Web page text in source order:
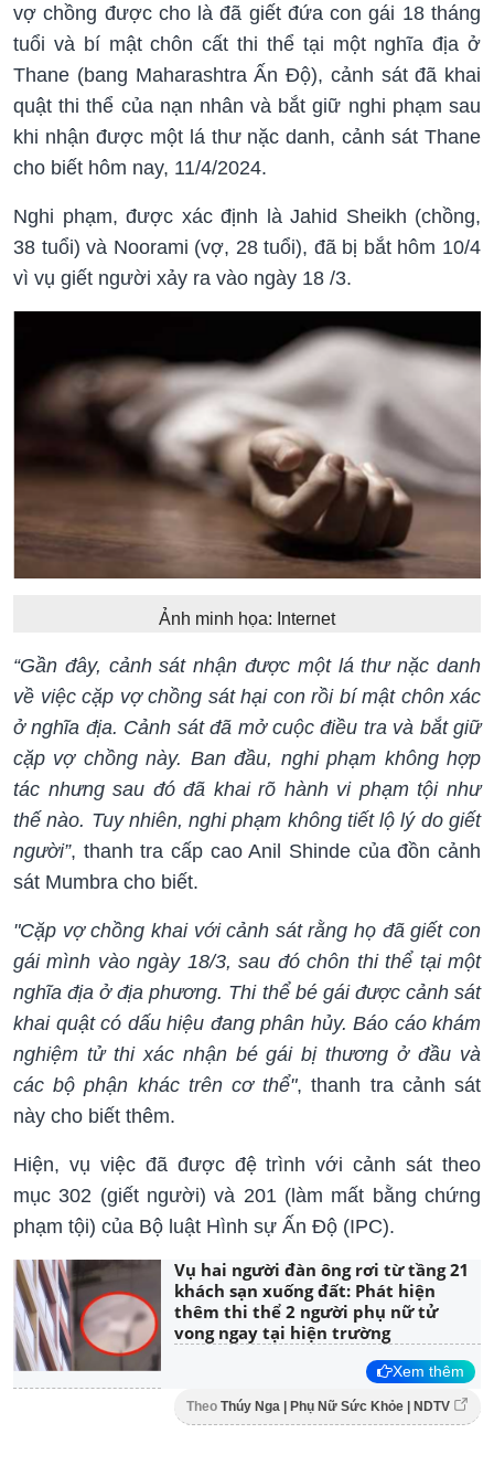
vợ chồng được cho là đã giết đứa con gái 18 tháng
tuổi và bí mật chôn cất thi thể tại một nghĩa địa ở
Thane (bang Maharashtra Ấn Độ), cảnh sát đã khai
quật thi thể của nạn nhân và bắt giữ nghi phạm sau
khi nhận được một lá thư nặc danh, cảnh sát Thane
cho biết hôm nay, 11/4/2024.
Nghi phạm, được xác định là Jahid Sheikh (chồng,
38 tuổi) và Noorami (vợ, 28 tuổi), đã bị bắt hôm 10/4
vì vụ giết người xảy ra vào ngày 18 /3.
Ảnh minh họa: Internet
“Gần đây, cảnh sát nhận được một lá thư nặc danh
về việc cặp vợ chồng sát hại con rồi bí mật chôn xác
ở nghĩa địa. Cảnh sát đã mở cuộc điều tra và bắt giữ
cặp vợ chồng này. Ban đầu, nghi phạm không hợp
tác nhưng sau đó đã khai rõ hành vi phạm tội như
thế nào. Tuy nhiên, nghi phạm không tiết lộ lý do giết
người”, thanh tra cấp cao Anil Shinde của đồn cảnh
sát Mumbra cho biết.
"Cặp vợ chồng khai với cảnh sát rằng họ đã giết con
gái mình vào ngày 18/3, sau đó chôn thi thể tại một
nghĩa địa ở địa phương. Thi thể bé gái được cảnh sát
khai quật có dấu hiệu đang phân hủy. Báo cáo khám
nghiệm tử thi xác nhận bé gái bị thương ở đầu và
các bộ phận khác trên cơ thể", thanh tra cảnh sát
này cho biết thêm.
Hiện, vụ việc đã được đệ trình với cảnh sát theo
mục 302 (giết người) và 201 (làm mất bằng chứng
phạm tội) của Bộ luật Hình sự Ấn Độ (IPC).
Vụ hai người đàn ông rơi từ tầng 21
khách sạn xuống đất: Phát hiện
thêm thi thể 2 người phụ nữ tử
vong ngay tại hiện trường
Xem thêm
Theo Thúy Nga | Phụ Nữ Sức Khỏe | NDTV